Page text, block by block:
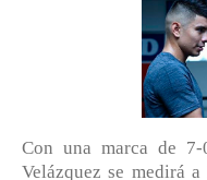
Con una marca de
Velázquez se medirá